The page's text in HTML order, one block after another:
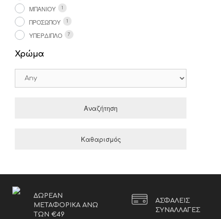
ΜΠΆΝΙΟΥ 1
ΠΡΟΣΏΠΟΥ 1
ΥΠΈΡΔΙΠΛΟ 7
Χρώμα
Αναζήτηση
Καθαρισμός
ΔΩΡΕΑΝ
ΜΕΤΑΦΟΡΙΚΑ ΑΝΩ
ΤΩΝ €49
ΑΣΦΑΛΕΙΣ
ΣΥΝΑΛΛΑΓΕΣ